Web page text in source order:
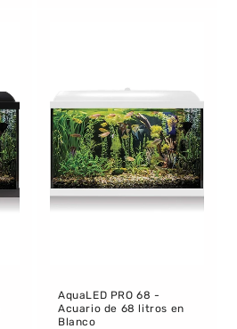
AquaLED PRO 68 -
Acuario de 68 litros en
Blanco